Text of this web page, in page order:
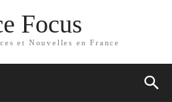
Focus
et Nouvelles en France